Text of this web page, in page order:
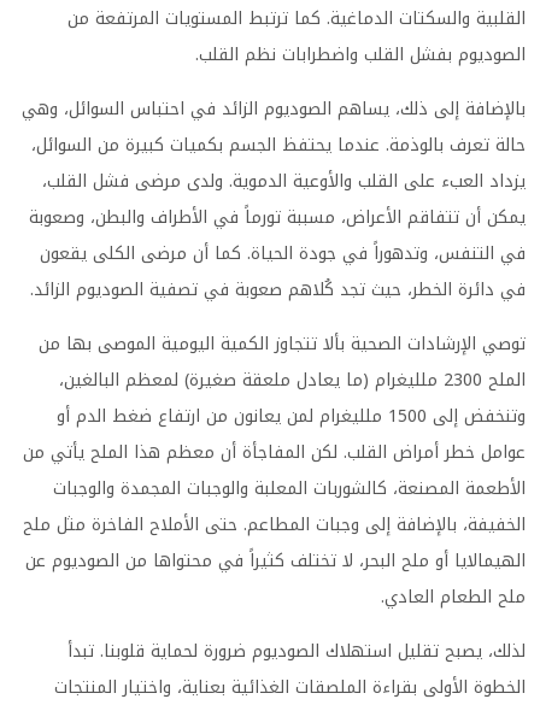
القلبية والسكتات الدماغية. كما ترتبط المستويات المرتفعة من
الصوديوم بفشل القلب واضطرابات نظم القلب.
بالإضافة إلى ذلك، يساهم الصوديوم الزائد في احتباس السوائل، وهي
حالة تعرف بالوذمة. عندما يحتفظ الجسم بكميات كبيرة من السوائل،
يزداد العبء على القلب والأوعية الدموية. ولدى مرضى فشل القلب،
يمكن أن تتفاقم الأعراض، مسببة تورماً في الأطراف والبطن، وصعوبة
في التنفس، وتدهوراً في جودة الحياة. كما أن مرضى الكلى يقعون
في دائرة الخطر، حيث تجد كُلاهم صعوبة في تصفية الصوديوم الزائد.
توصي الإرشادات الصحية بألا تتجاوز الكمية اليومية الموصى بها من
الملح 2300 ملليغرام (ما يعادل ملعقة صغيرة) لمعظم البالغين،
وتنخفض إلى 1500 ملليغرام لمن يعانون من ارتفاع ضغط الدم أو
عوامل خطر أمراض القلب. لكن المفاجأة أن معظم هذا الملح يأتي من
الأطعمة المصنعة، كالشوربات المعلبة والوجبات المجمدة والوجبات
الخفيفة، بالإضافة إلى وجبات المطاعم. حتى الأملاح الفاخرة مثل ملح
الهيمالايا أو ملح البحر، لا تختلف كثيراً في محتواها من الصوديوم عن
ملح الطعام العادي.
لذلك، يصبح تقليل استهلاك الصوديوم ضرورة لحماية قلوبنا. تبدأ
الخطوة الأولى بقراءة الملصقات الغذائية بعناية، واختيار المنتجات